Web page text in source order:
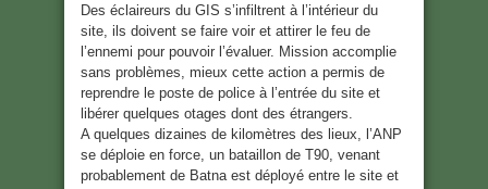
Des éclaireurs du GIS s’infiltrent à l’intérieur du
site, ils doivent se faire voir et attirer le feu de
l’ennemi pour pouvoir l’évaluer. Mission accomplie
sans problèmes, mieux cette action a permis de
reprendre le poste de police à l’entrée du site et
libérer quelques otages dont des étrangers.
A quelques dizaines de kilomètres des lieux, l’ANP
se déploie en force, un bataillon de T90, venant
probablement de Batna est déployé entre le site et